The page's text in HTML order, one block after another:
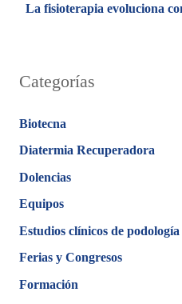
La fisioterapia evoluciona
Categorías
Biotecna
Diatermia Recuperadora
Dolencias
Equipos
Estudios clínicos de podología
Ferias y Congresos
Formación